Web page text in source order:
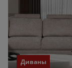
Диваны